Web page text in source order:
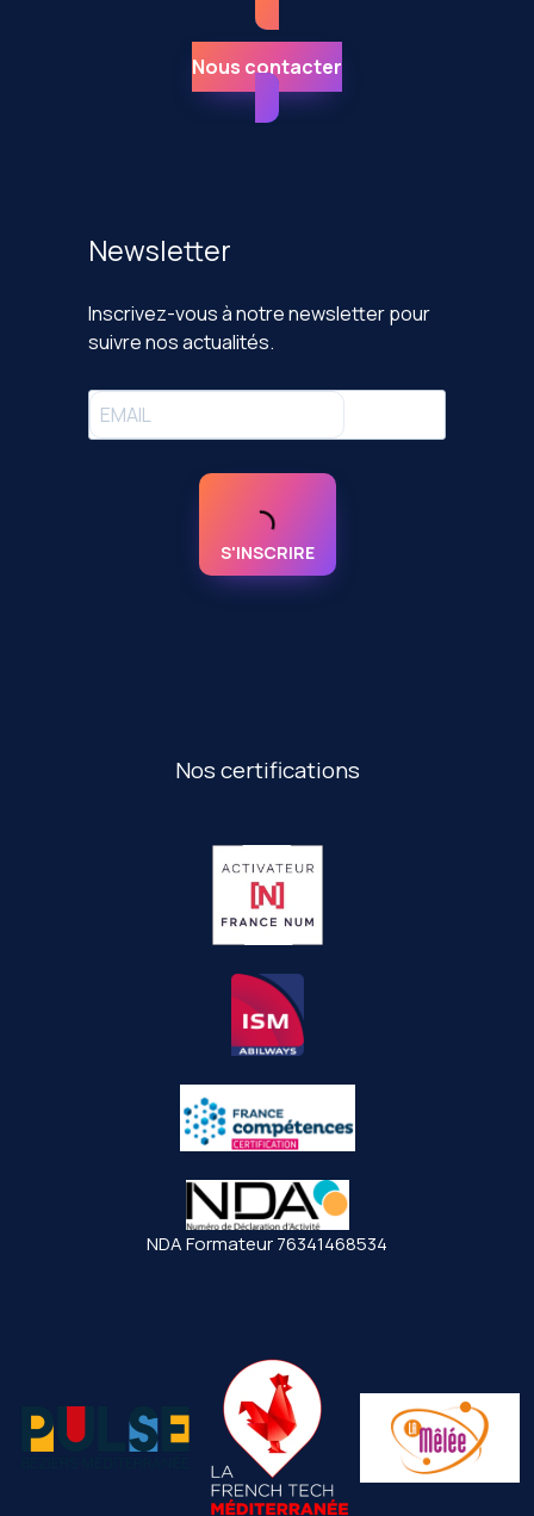
Nous contacter
Newsletter
Inscrivez-vous à notre newsletter pour
suivre nos actualités.
S'INSCRIRE
Nos certifications
NDA Formateur 76341468534